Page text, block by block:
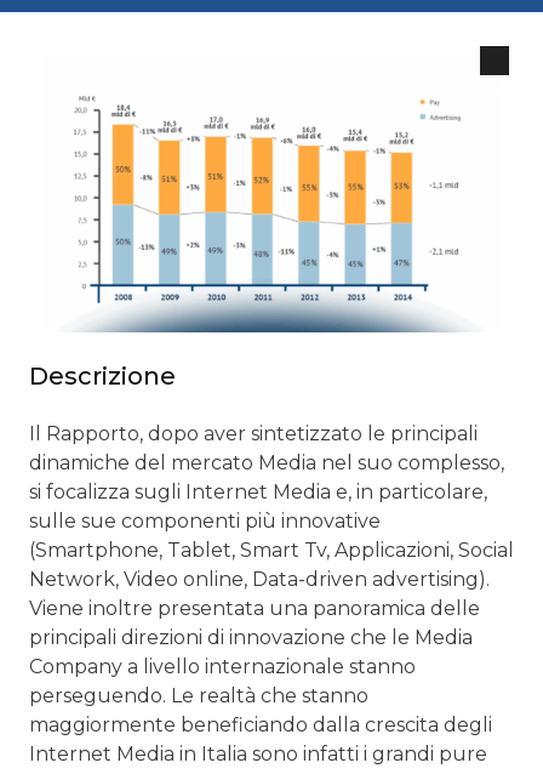
Descrizione
Il Rapporto, dopo aver sintetizzato le principali
dinamiche del mercato Media nel suo complesso,
si focalizza sugli Internet Media e, in particolare,
sulle sue componenti più innovative
(Smartphone, Tablet, Smart Tv, Applicazioni, Social
Network, Video online, Data-driven advertising).
Viene inoltre presentata una panoramica delle
principali direzioni di innovazione che le Media
Company a livello internazionale stanno
perseguendo. Le realtà che stanno
maggiormente beneficiando dalla crescita degli
Internet Media in Italia sono infatti i grandi pure